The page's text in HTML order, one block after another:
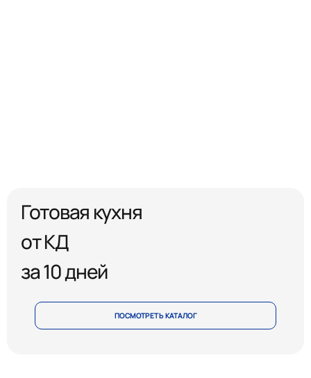
Готовая кухня
от КД
за 10 дней
ПОСМОТРЕТЬ КАТАЛОГ